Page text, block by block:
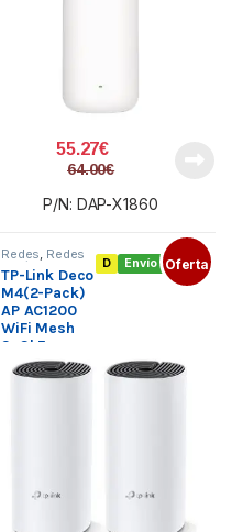
55.27€
64.00€
P/N: DAP-X1860
Envío gratis
D Oferta
Redes, Redes
inalámbricas
Sistemas
Mesh
TP-Link Deco
M4(2-Pack)
AP AC1200
WiFi Mesh
2xGbE